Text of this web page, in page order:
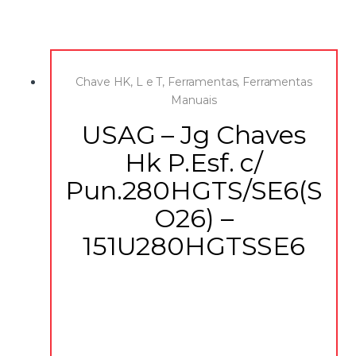
Chave HK, L e T, Ferramentas, Ferramentas
Manuais
USAG – Jg Chaves
Hk P.Esf. c/
Pun.280HGTS/SE6(S
O26) –
151U280HGTSSE6